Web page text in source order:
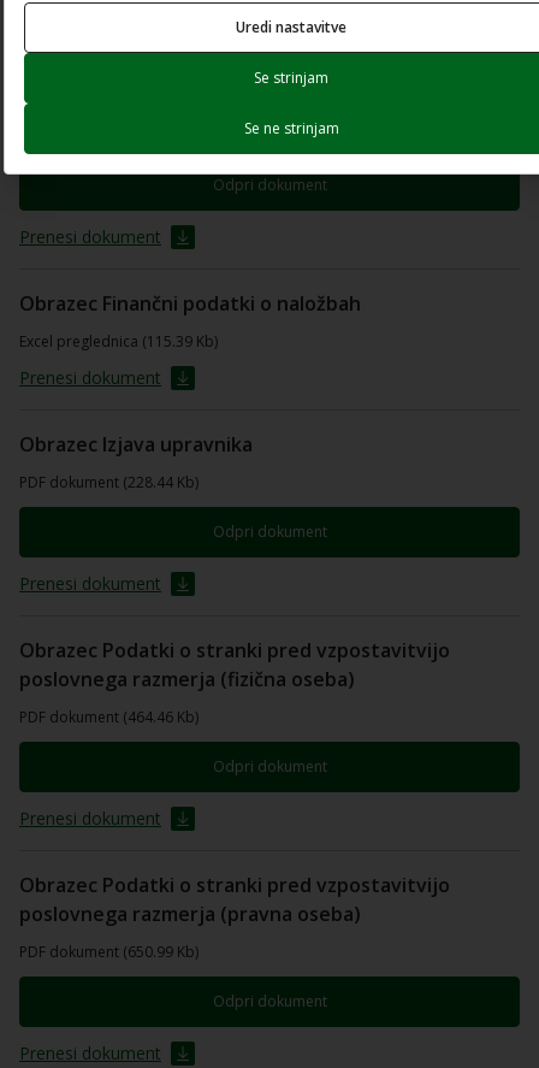
Obrazec De minimis
Odpri dokument
Prenesi dokument
Obrazec Finančni podatki o naložbah
Excel preglednica (115.39 Kb)
Prenesi dokument
Obrazec Izjava upravnika
PDF dokument (228.44 Kb)
Odpri dokument
Prenesi dokument
Obrazec Podatki o stranki pred vzpostavitvijo
poslovnega razmerja (fizična oseba)
PDF dokument (464.46 Kb)
Odpri dokument
Prenesi dokument
Obrazec Podatki o stranki pred vzpostavitvijo
poslovnega razmerja (pravna oseba)
PDF dokument (650.99 Kb)
Odpri dokument
Prenesi dokument
Uredi nastavitve
Se strinjam
Se ne strinjam